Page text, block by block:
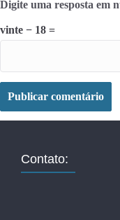
Digite uma resposta em
vinte − 18 =
Contato: